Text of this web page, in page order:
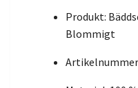
Produkt:
Blommigt